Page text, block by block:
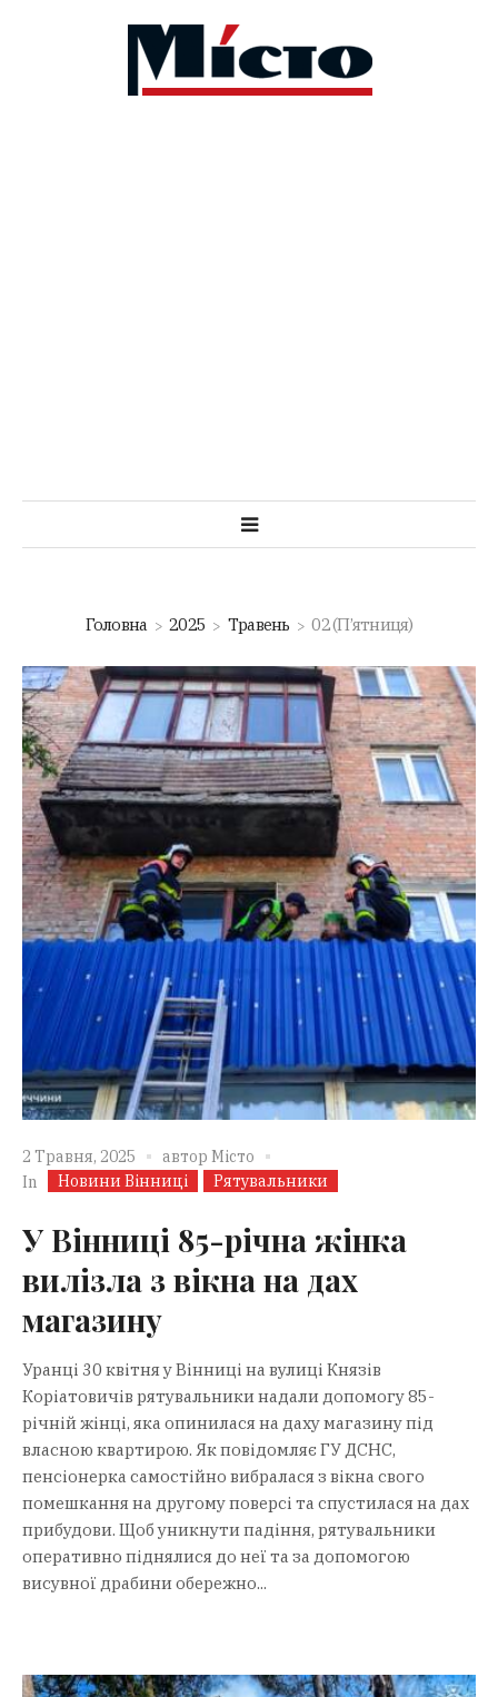
Головна 2025 Травень 02 (П’ятниця)
2 Травня, 2025 автор Місто
In
Новини Вінниці Рятувальники
У Вінниці 85-річна жінка
вилізла з вікна на дах
магазину
Уранці 30 квітня у Вінниці на вулиці Князів
Коріатовичів рятувальники надали допомогу 85-
річній жінці, яка опинилася на даху магазину під
власною квартирою. Як повідомляє ГУ ДСНС,
пенсіонерка самостійно вибралася з вікна свого
помешкання на другому поверсі та спустилася на дах
прибудови. Щоб уникнути падіння, рятувальники
оперативно піднялися до неї та за допомогою
висувної драбини обережно...